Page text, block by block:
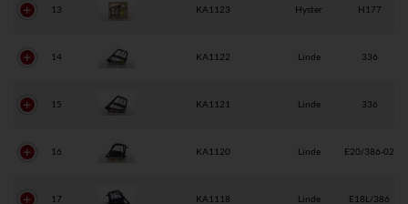
13 KA1123 Hyster H177
14 KA1122 Linde 336
15 KA1121 Linde 336
16 KA1120 Linde E20/386-02
17 KA1118 Linde E18L/386